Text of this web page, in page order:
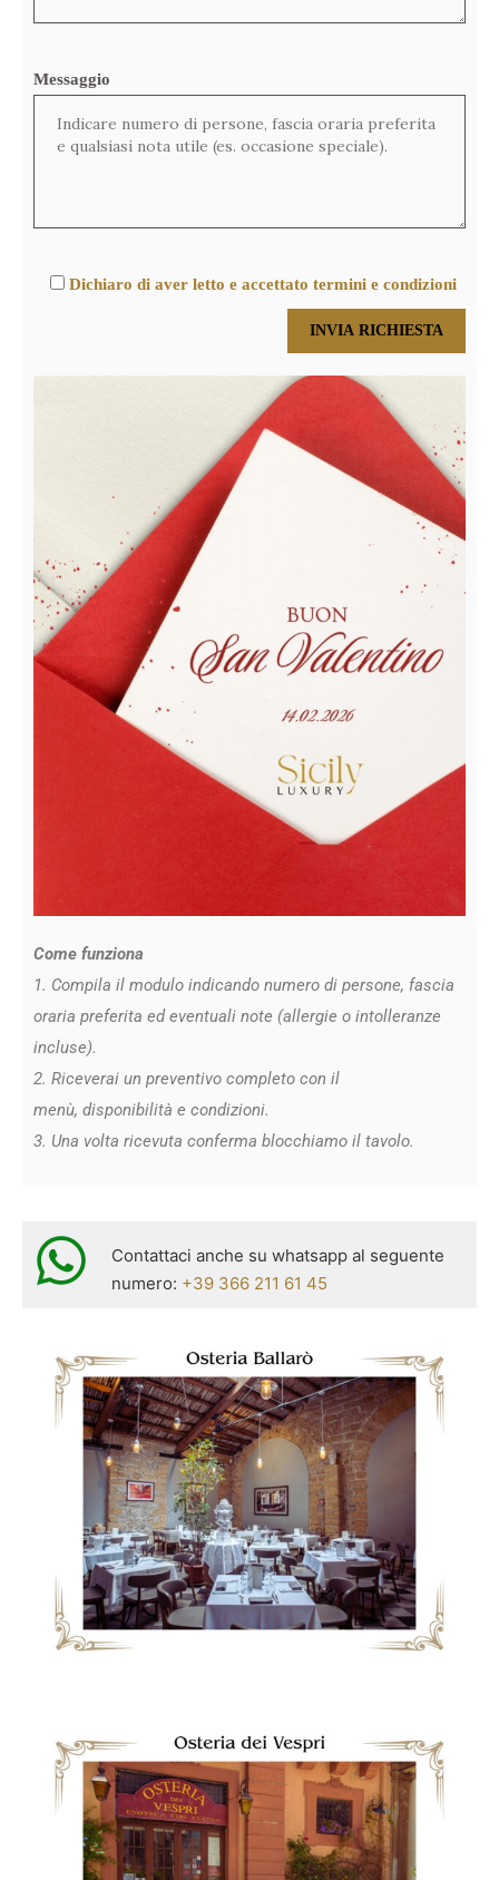
Messaggio
Dichiaro di aver letto e accettato termini e condizioni
Come funziona
1. Compila il modulo indicando numero di persone, fascia
oraria preferita ed eventuali note (allergie o intolleranze
incluse).
2. Riceverai un preventivo completo con il
menù, disponibilità e condizioni.
3. Una volta ricevuta conferma blocchiamo il tavolo.
Contattaci anche su whatsapp al seguente
numero: +39 366 211 61 45